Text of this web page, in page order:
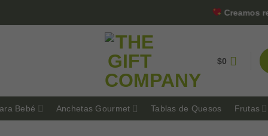
Creamos
$0
Bebé Anchetas Gourmet Tablas de Quesos Frutas